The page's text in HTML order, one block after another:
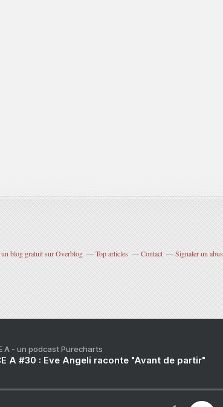
un blog gratuit sur Overblog Top articles Contact Signaler un abus
A - un podcast Purecharts
A #30 : Eve Angeli raconte "Avant de partir"